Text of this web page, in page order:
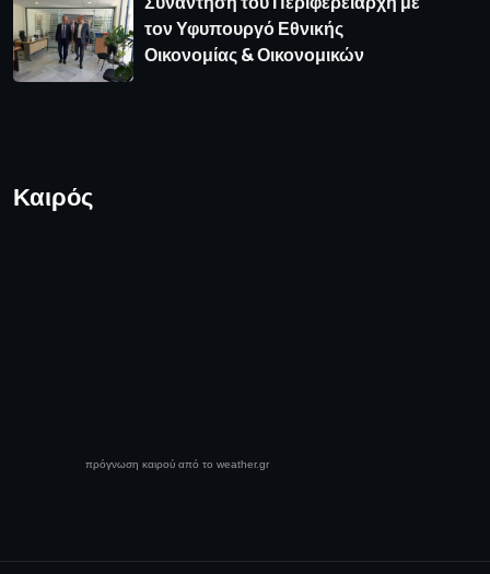
τον Υφυπουργό Εθνικής
Οικονομίας & Οικονομικών
Καιρός
πρόγνωση καιρού από το weather.gr